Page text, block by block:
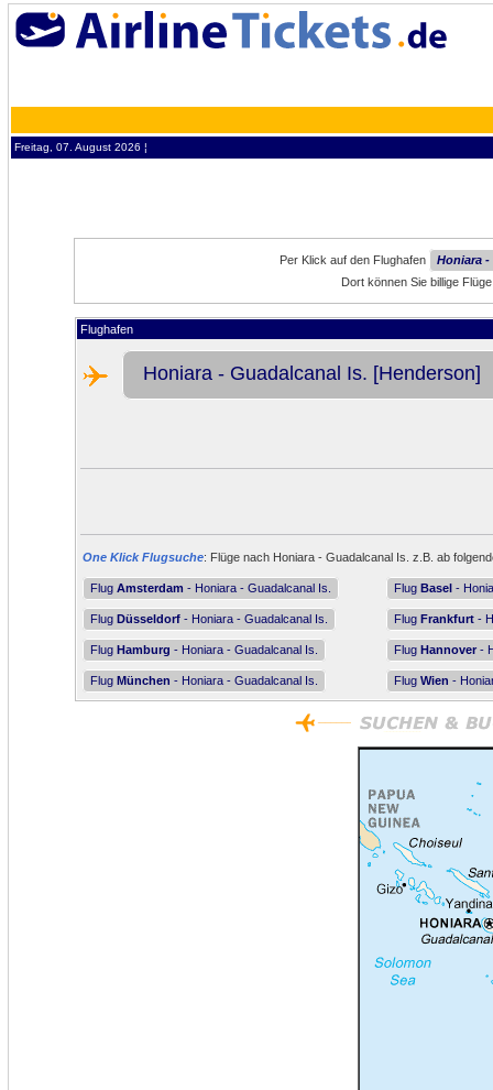
Freitag, 07. August 2026 ¦
Per Klick auf den Flughafen
Honiara -
Dort können Sie billige
Flughafen
Honiara - Guadalcanal Is. [Henderson]
One Klick Flugsuche: Flüge nach Honiara - Guadalcanal Is. z.B. ab
Flug Amsterdam - Honiara - Guadalcanal Is. Flug Basel -
Flug Düsseldorf - Honiara - Guadalcanal Is. Flug Frankfurt -
Flug Hamburg - Honiara - Guadalcanal Is. Flug Hannover -
Flug München - Honiara - Guadalcanal Is. Flug Wien -